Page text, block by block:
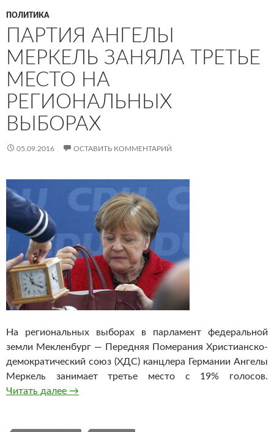
ПОЛИТИКА
ПАРТИЯ АНГЕЛЫ
МЕРКЕЛЬ ЗАНЯЛА ТРЕТЬЕ
МЕСТО НА
РЕГИОНАЛЬНЫХ
ВЫБОРАХ
05.09.2016 ОСТАВИТЬ КОММЕНТАРИЙ
На региональных выборах в парламент федеральной
земли Мекленбург — Передняя Померания Христианско-
демократический союз (ХДС) канцлера Германии Ангелы
Меркель занимает третье место с 19% голосов.
Читать далее Партия Ангелы Меркель заняла третье
→